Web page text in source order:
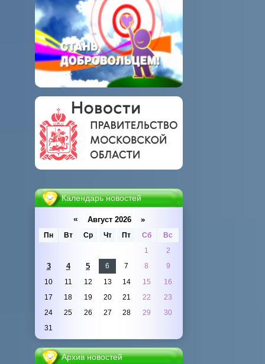
Календарь новостей
« Август 2026 »
Пн Вт Ср Чт Пт Сб
Вс
1
2
3 4 5 6 7 8
9
10
11 12 13 14 15
16
17
18 19 20 21 22
23
24
25 26 27 28 29
30
31
Архив новостей